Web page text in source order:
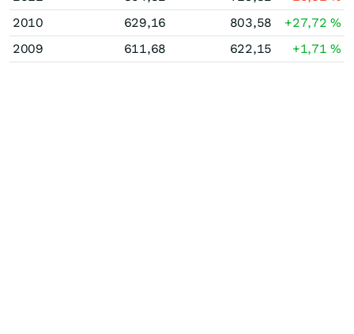
2010
629,16 803,58 +27,72%
2009
611,68 622,15 +1,71%